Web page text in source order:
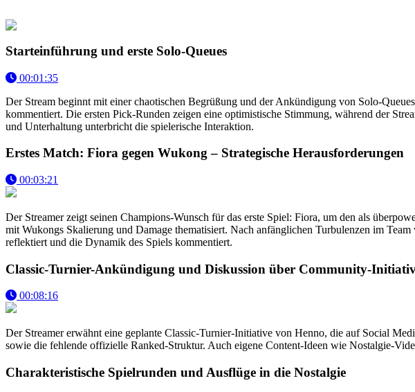
Starteinführung und erste Solo-Queues
00:01:35
Der Stream beginnt mit einer chaotischen Begrüßung und der Ankündigung von Solo-
kommentiert. Die ersten Pick-Runden zeigen eine optimistische Stimmung, während der
und Unterhaltung unterbricht die spielerische Interaktion.
Erstes Match: Fiora gegen Wukong – Strategische Herausforderungen
00:03:21
Der Streamer zeigt seinen Champions-Wunsch für das erste Spiel: Fiora, um den als
mit Wukongs Skalierung und Damage thematisiert. Nach anfänglichen Turbulenzen im
reflektiert und die Dynamik des Spiels kommentiert.
Classic-Turnier-Ankündigung und Diskussion über Community-
00:08:16
Der Streamer erwähnt eine geplante Classic-Turnier-Initiative von Henno, die auf Social
sowie die fehlende offizielle Ranked-Struktur. Auch eigene Content-Ideen wie Nostalgie-
Charakteristische Spielrunden und Ausflüge in die Nostalgie